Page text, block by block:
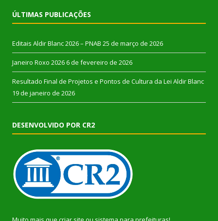
ÚLTIMAS PUBLICAÇÕES
Editais Aldir Blanc 2026 – PNAB 25 de março de 2026
Janeiro Roxo 2026 6 de fevereiro de 2026
Resultado Final de Projetos e Pontos de Cultura da Lei Aldir Blanc
19 de janeiro de 2026
DESENVOLVIDO POR CR2